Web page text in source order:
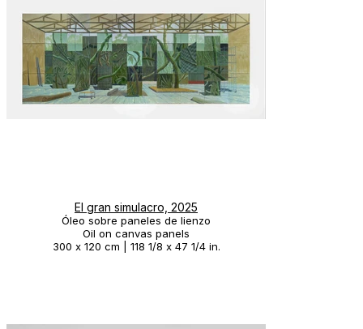
El gran simulacro, 2025
Óleo sobre paneles de lienzo
Oil on canvas panels
300 x 120 cm | 118 1/8 x 47 1/4 in.